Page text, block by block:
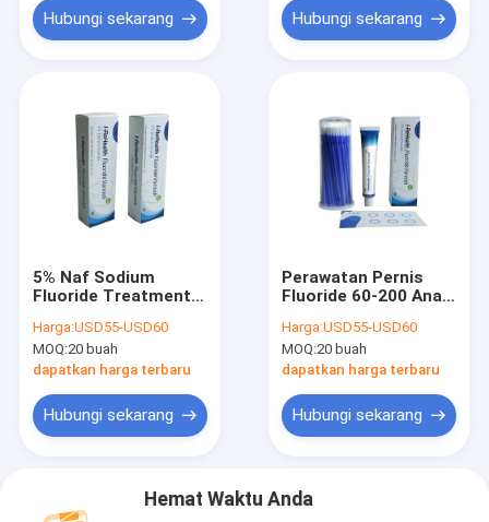
Hubungi sekarang Hubungi sekarang
5% Naf Sodium
Fluoride Treatment
Anak-anak Cepat
kering
Harga:USD55-USD60
MOQ:20 buah
dapatkan harga terbaru
Hubungi sekarang
Perawatan Pernis
Fluoride 60-200 Anak
Gigi
Harga:USD55-USD60
MOQ:20 buah
dapatkan harga terbaru
Hubungi sekarang
Hemat Waktu Anda